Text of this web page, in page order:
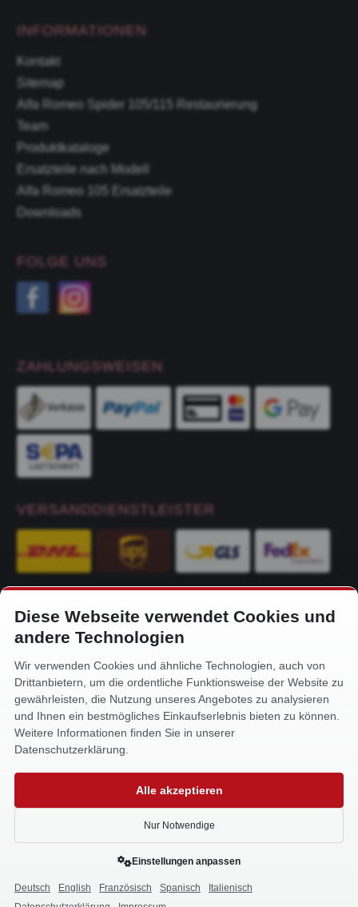
INFORMATIONEN
Kontakt
Sitemap
Alfa Romeo Spider 105/115 Restaurierung
Team
Produktkataloge
Ersatzteile nach Modell
Alfa Romeo 105 Ersatzteile
Downloads
FOLGE UNS
ZAHLUNGSWEISEN
VERSANDDIENSTLEISTER
KONTAKT
Alfa-Service Hurtienne GmbH
Siemensstr. 32
59199 Bönen
+49 (0) 2383 93640
info@alfa-service.com
Whatsapp (no voice calls):
Diese Webseite verwendet Cookies und
andere Technologien
Wir verwenden Cookies und ähnliche Technologien, auch von
Drittanbietern, um die ordentliche Funktionsweise der Website zu
gewährleisten, die Nutzung unseres Angebotes zu analysieren
und Ihnen ein bestmögliches Einkaufserlebnis bieten zu können.
Weitere Informationen finden Sie in unserer
Datenschutzerklärung.
Alle akzeptieren
Nur Notwendige
Einstellungen anpassen
Deutsch English Französisch Spanisch
Italienisch